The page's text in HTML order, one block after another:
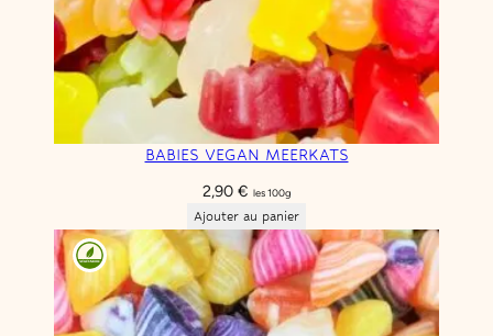
BABIES VEGAN MEERKATS
2,90 € les 100g
Ajouter au panier